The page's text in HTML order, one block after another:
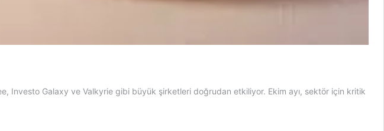
Investo Galaxy ve Valkyrie gibi büyük şirketleri doğrudan etkiliyor. Ekim ayı, sektör için kritik